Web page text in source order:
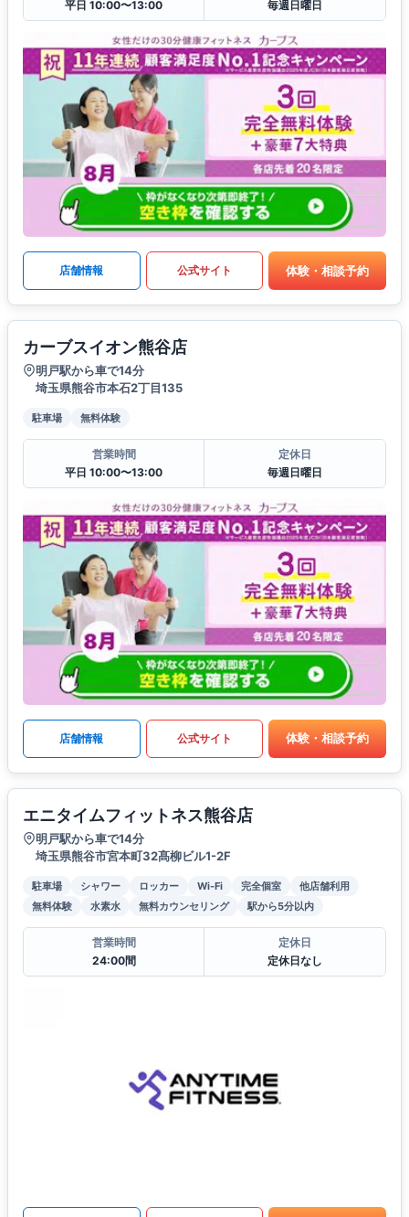
平日 10:00〜13:00 毎週日曜日
店舗情報 公式サイト 体験・相談予約
カーブスイオン熊谷店
明戸駅から車で14分
埼玉県熊谷市本石2丁目135
駐車場 無料体験
営業時間
平日 10:00〜13:00
定休日
毎週日曜日
店舗情報 公式サイト 体験・相談予約
エニタイムフィットネス熊谷店
明戸駅から車で14分
埼玉県熊谷市宮本町32髙柳ビル1-2F
駐車場 シャワー ロッカー Wi-Fi 完全個室
他店舗利用
無料体験
水素水 無料カウンセリング 駅から5分以内
営業時間
24:00間
定休日
定休日なし